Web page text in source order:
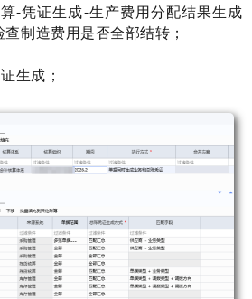
-凭证生成-生产费用分配结果生成
制造费用是否全部结转；
生成；